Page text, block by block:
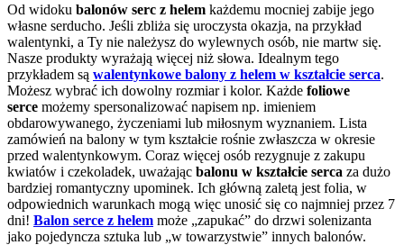
Od widoku balonów serc z helem każdemu mocniej zabije jego
własne serducho. Jeśli zbliża się uroczysta okazja, na przykład
walentynki, a Ty nie należysz do wylewnych osób, nie martw się.
Nasze produkty wyrażają więcej niż słowa. Idealnym tego
przykładem są walentynkowe balony z helem w kształcie serca.
Możesz wybrać ich dowolny rozmiar i kolor. Każde foliowe
serce możemy spersonalizować napisem np. imieniem
obdarowywanego, życzeniami lub miłosnym wyznaniem. Lista
zamówień na balony w tym kształcie rośnie zwłaszcza w okresie
przed walentynkowym. Coraz więcej osób rezygnuje z zakupu
kwiatów i czekoladek, uważając balonu w kształcie serca za dużo
bardziej romantyczny upominek. Ich główną zaletą jest folia, w
odpowiednich warunkach mogą więc unosić się co najmniej przez 7
dni! Balon serce z helem może „zapukać” do drzwi solenizanta
jako pojedyncza sztuka lub „w towarzystwie” innych balonów.